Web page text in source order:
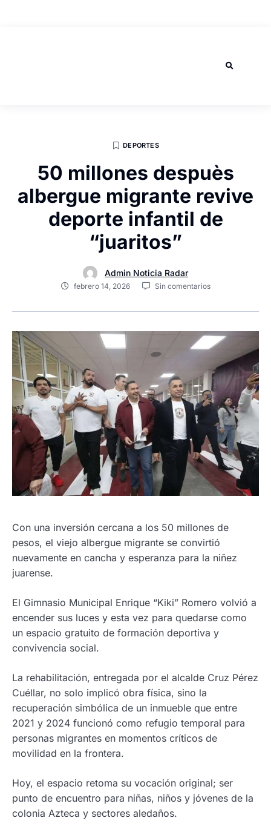
DEPORTES
50 millones despuès
albergue migrante revive
deporte infantil de
“juaritos”
Admin Noticia Radar
febrero 14, 2026 Sin comentarios
Con una inversión cercana a los 50 millones de
pesos, el viejo albergue migrante se convirtió
nuevamente en cancha y esperanza para la niñez
juarense.
El Gimnasio Municipal Enrique “Kiki” Romero volvió a
encender sus luces y esta vez para quedarse como
un espacio gratuito de formación deportiva y
convivencia social.
La rehabilitación, entregada por el alcalde Cruz Pérez
Cuéllar, no solo implicó obra física, sino la
recuperación simbólica de un inmueble que entre
2021 y 2024 funcionó como refugio temporal para
personas migrantes en momentos críticos de
movilidad en la frontera.
Hoy, el espacio retoma su vocación original; ser
punto de encuentro para niñas, niños y jóvenes de la
colonia Azteca y sectores aledaños.